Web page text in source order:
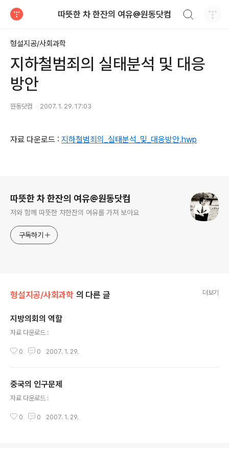
따뜻한 차 한잔의 여유@원동닷컴
형설지공/사회과학
지하철범죄의 실태분석 및 대응
방안
원동닷컴 2007. 1. 29. 17:03
자료 다운로드 : 지하철범죄의_실태분석_및_대응방안.hwp
따뜻한 차 한잔의 여유@원동닷컴
저와 함께 따뜻한 차한잔의 여유를 가져 보아요
구독하기
형설지공/사회과학 의 다른 글 더보기
지방의회의 역할
자료 다운로드 :
0 0 2007. 1. 29.
중국의 인구문제
자료 다운로드 :
0 0 2007. 1. 29.